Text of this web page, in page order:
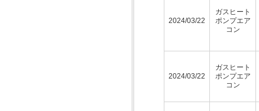
2024/03/22
ガスヒート
ポンプエア
コン
2024/03/22
ガスヒート
ポンプエア
コン